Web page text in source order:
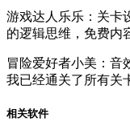
游戏达人乐乐：关卡
的逻辑思维，免费内
冒险爱好者小美：音
我已经通关了所有关
相关软件